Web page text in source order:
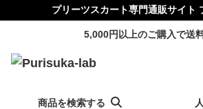
プリーツスカート専門通販サイト
5,000円以上のご購入で送
商品を検索する